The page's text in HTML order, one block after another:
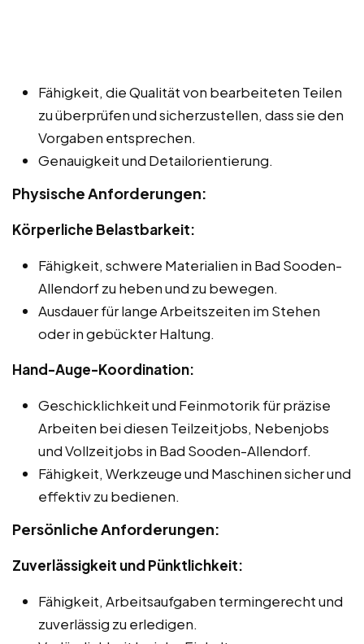
Fähigkeit, die Qualität von bearbeiteten Teilen
zu überprüfen und sicherzustellen, dass sie den
Vorgaben entsprechen.
Genauigkeit und Detailorientierung.
Physische Anforderungen:
Körperliche Belastbarkeit:
Fähigkeit, schwere Materialien in Bad Sooden-
Allendorf zu heben und zu bewegen.
Ausdauer für lange Arbeitszeiten im Stehen
oder in gebückter Haltung.
Hand-Auge-Koordination:
Geschicklichkeit und Feinmotorik für präzise
Arbeiten bei diesen Teilzeitjobs, Nebenjobs
und Vollzeitjobs in Bad Sooden-Allendorf.
Fähigkeit, Werkzeuge und Maschinen sicher und
effektiv zu bedienen.
Persönliche Anforderungen:
Zuverlässigkeit und Pünktlichkeit:
Fähigkeit, Arbeitsaufgaben termingerecht und
zuverlässig zu erledigen.